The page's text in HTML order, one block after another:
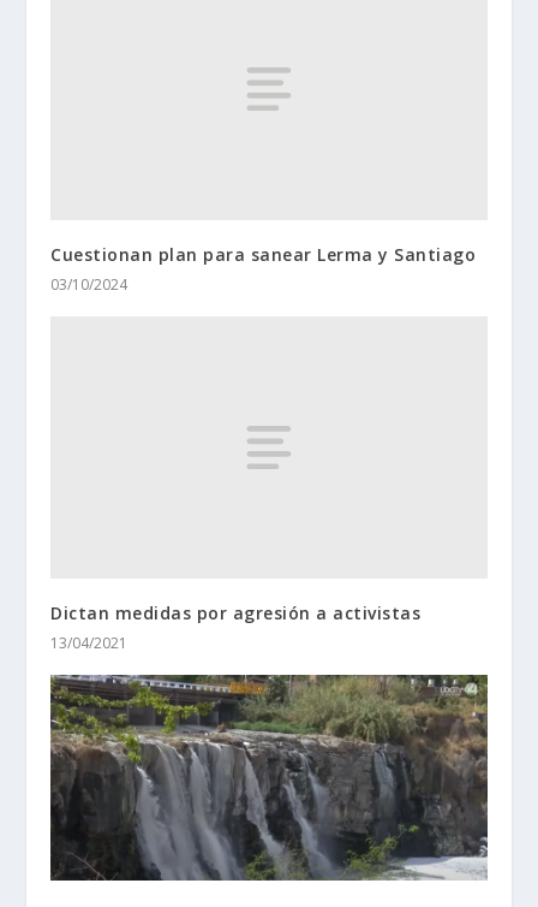
Cuestionan plan para sanear Lerma y Santiago
03/10/2024
Dictan medidas por agresión a activistas
13/04/2021